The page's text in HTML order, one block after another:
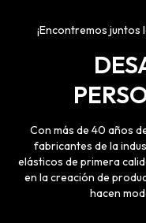
¡Encontremos
Con más de 40 años
fabricantes de la
elásticos de primera
en la creación de
hacen